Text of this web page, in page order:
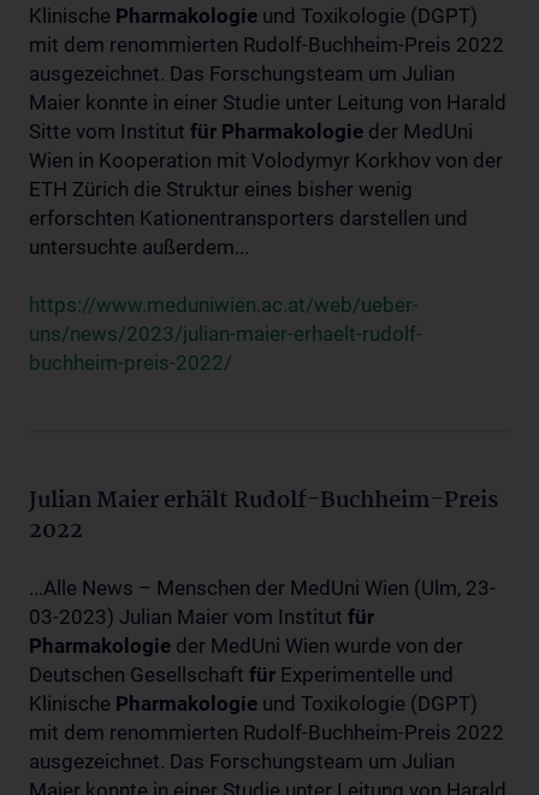
Klinische Pharmakologie und Toxikologie (DGPT)
mit dem renommierten Rudolf-Buchheim-Preis 2022
ausgezeichnet. Das Forschungsteam um Julian
Maier konnte in einer Studie unter Leitung von Harald
Sitte vom Institut für Pharmakologie der MedUni
Wien in Kooperation mit Volodymyr Korkhov von der
ETH Zürich die Struktur eines bisher wenig
erforschten Kationentransporters darstellen und
untersuchte außerdem...
https://www.meduniwien.ac.at/web/ueber-
uns/news/2023/julian-maier-erhaelt-rudolf-
buchheim-preis-2022/
Julian Maier erhält Rudolf-Buchheim-Preis
2022
...Alle News – Menschen der MedUni Wien (Ulm, 23-
03-2023) Julian Maier vom Institut für
Pharmakologie der MedUni Wien wurde von der
Deutschen Gesellschaft für Experimentelle und
Klinische Pharmakologie und Toxikologie (DGPT)
mit dem renommierten Rudolf-Buchheim-Preis 2022
ausgezeichnet. Das Forschungsteam um Julian
Maier konnte in einer Studie unter Leitung von Harald